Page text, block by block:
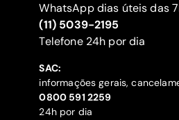
WhatsApp dias úteis das
(11) 5039-2195
‍Telefone 24h por dia
SAC:
informações gerais,
‍0800 591 2259
24h por dia